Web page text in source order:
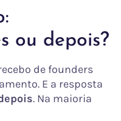
ou depois?
de founders
E a resposta
. Na maioria